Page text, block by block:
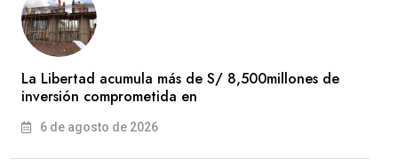
La Libertad acumula más de S/ 8,500millones de
inversión comprometida en
6 de agosto de 2026